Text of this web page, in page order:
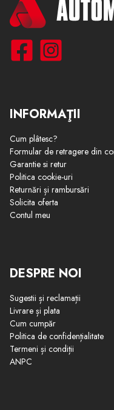
INFORMAŢII
Cum plâtesc?
Formular de retragere din
Garantie si retur
Politica cookie-uri
Returnări și rambursări
Solicita oferta
Contul meu
DESPRE NOI
Sugestii și reclamații
Livrare și plata
Cum cumpăr
Politica de confidențialitate
Termeni și condiții
ANPC